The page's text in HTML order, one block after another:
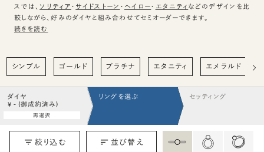
スでは、 ソリティア ・ サイドストーン ・ ヘイロー・ エタニティ などのデザインを比
較しながら、好みのダイヤと組み合わせてセミオーダーできます。
続きを読む
シンプル ゴールド プラチナ エタニティ エメラルド
ダイヤ
¥ - (御成約済み)
再選択
リングを選ぶ セッティング
絞り込む 並び替え